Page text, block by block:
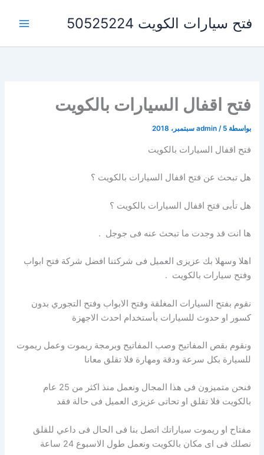
المحتوى
فتح سيارات الكويت 50525224
فتح اقفال السيارات بالكويت
بواسطة admin / 5 سبتمبر، 2018
فتح اقفال السيارات بالكويت
هل تبحث عن فتح اقفال السيارات بالكويت ؟
هل تأبى فتح اقفال السيارات بالكويت ؟
ها انت قد وجدت ما تبحث عنه فى جوجل .
اهلا وسهلا بك عزيزى العميل فى شركتنا افضل شركة فتح ابواب
وفتح سيارات بالكويت .
نقوم بفتح السيارات المغلقة وفتح الابواب وفتح التجوري بدون
كسور او حدوث للسيارات بأستخدام احدث الاجهزة
ونقوم بقص المفاتيح وصب المفاتيح وبرمجة ريموت وعمل ريموت
للسيارة بكل سرعة ودقة ومهارة فلا تقلق معانا
فنحن متميزون فى هذا المجال ونعمل منذ اكثر من 25 عام
بالكويت فلا تقلق او تحاتى عزيزى العميل فى حالة فقد
مفتاح او ريموت سياراتك اتصل بنا فى الحال فى داعي للقلق
نصلك فى اى مكان بالكويت ونعمل طول الاسبوع 24 ساعة